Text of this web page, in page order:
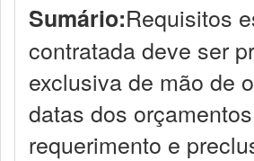
Sumário:Requisitos
contratada deve ser
exclusiva de mão de
datas dos
requerimento e